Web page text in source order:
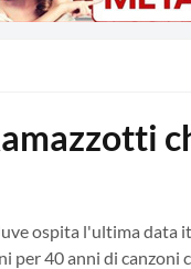
ospita l'ultima
per 40 anni di